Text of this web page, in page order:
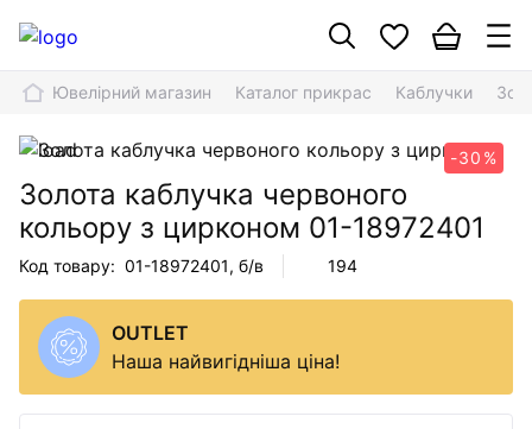
Ювелірний магазин Каталог прикрас Каблучки
-30%
Золота каблучка червоного
кольору з цирконом 01-18972401
Код товару: 01-18972401, б/в 194
OUTLET
Наша найвигідніша ціна!